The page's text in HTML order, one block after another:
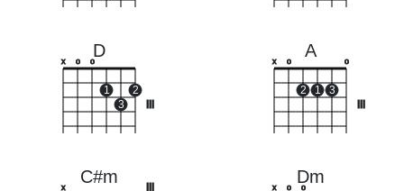
D
x o o
1
3
2
A
x o
2 1 3
o
C#m
x
Dm
x o o